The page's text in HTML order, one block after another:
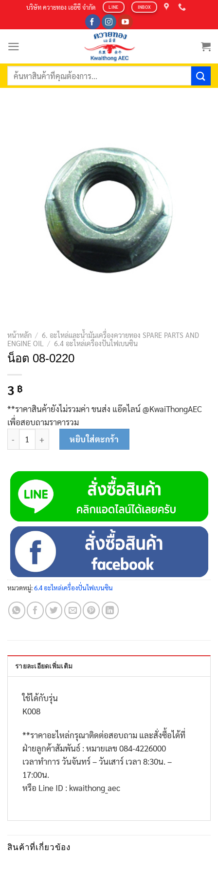
content
บริษัท ควายทอง เออีซี จำกัด LINE INBOX
ค้นหา:
หน้าหลัก / 6. อะไหล่และน้ำมันเครื่องควายทอง SPARE PARTS AND
ENGINE OIL
/ 6.4 อะไหล่เครื่องปั่นไฟเบนซิน
น็อต 08-0220
3 ฿
**ราคาสินค้ายังไม่รวมค่า ขนส่ง แอ๊ดไลน์ @KwaiThongAEC
เพื่อสอบถามราคารวม
จำนวน น็อต 08-0220 ชิ้นหยิบใส่ตะกร้า
หมวดหมู่:6.4 อะไหล่เครื่องปั่นไฟเบนซิน
รายละเอียดเพิ่มเติม
ใช้ได้กับรุ่น
K008
**ราคาอะไหล่กรุณาติดต่อสอบถาม และสั่งซื้อได้ที่
ฝ่ายลูกค้าสัมพันธ์ : หมายเลข 084-4226000
เวลาทำการ วันจันทร์ – วันเสาร์ เวลา 8:30น. –
17:00น.
หรือ Line ID : kwaithong_aec
สินค้าที่เกี่ยวข้อง